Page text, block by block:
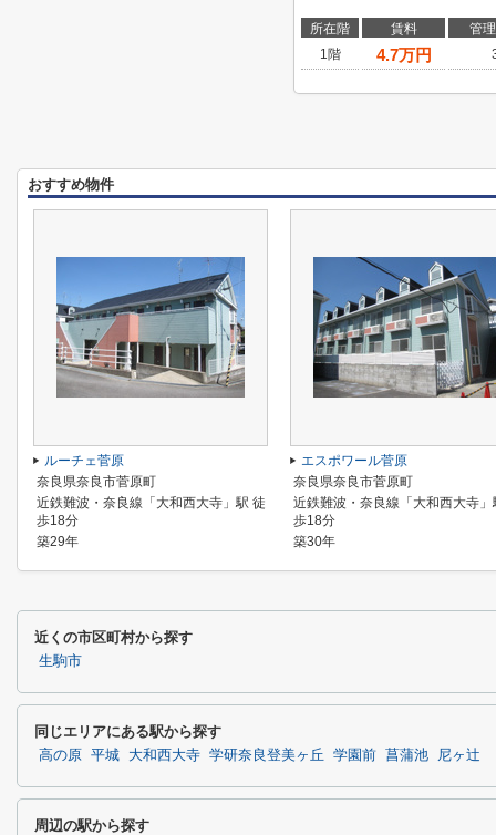
所在階 賃料
管
1階
4.7万円
おすすめ物件
ルーチェ菅原
奈良県奈良市菅原町
近鉄難波・奈良線「大和西大寺」駅 徒
歩18分
築29年
エスポワール菅原
奈良県奈良市菅原町
近鉄難波・奈良線「大和西大寺」
歩18分
築30年
近くの市区町村から探す
生駒市
同じエリアにある駅から探す
高の原 平城 大和西大寺 学研奈良登美ヶ丘 学園前 菖蒲池 尼ヶ辻
周辺の駅から探す